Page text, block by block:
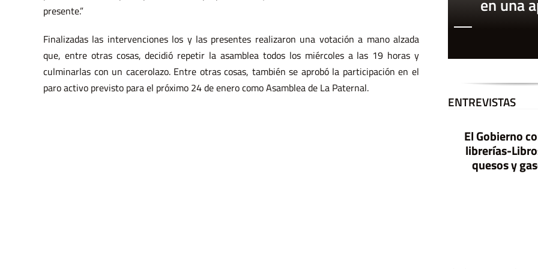
presente.”
Finalizadas las intervenciones los y las presentes realizaron una votación a mano alzada
que, entre otras cosas, decidió repetir la asamblea todos los miércoles a las 19 horas y
culminarlas con un cacerolazo. Entre otras cosas, también se aprobó la participación en el
paro activo previsto para el próximo 24 de enero como Asamblea de La Paternal.
en una
ENTREVISTAS
El Gobierno
librerías-
quesos y